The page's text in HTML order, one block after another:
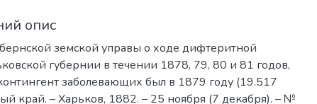
опис
земской управы о ходе дифтеритной
губернии в течении 1878, 79, 80 и 81 годов,
заболевающих был в 1879 году (19.517
край. – Харьков, 1882. – 25 ноября (7 декабря). – №